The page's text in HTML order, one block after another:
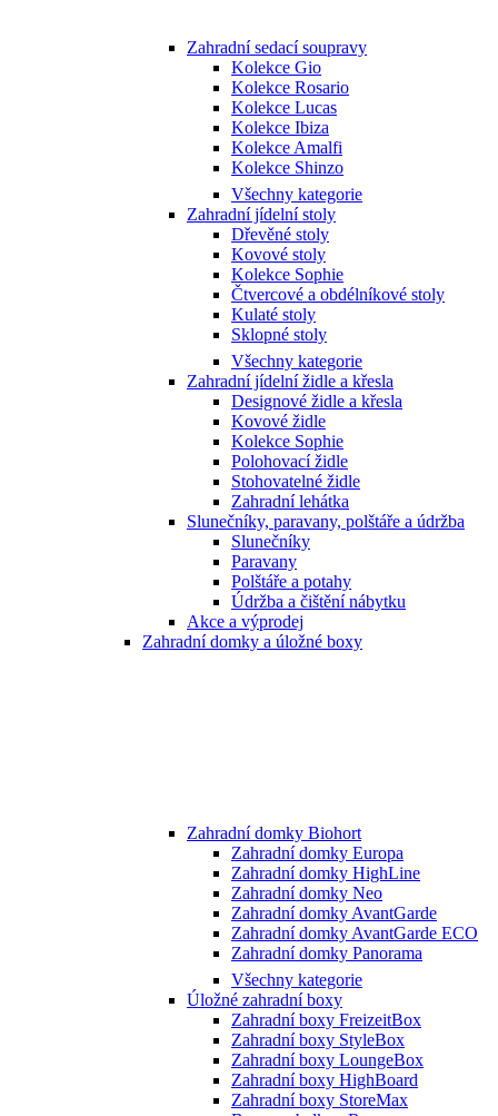
Zahradní sedací soupravy
Kolekce Gio
Kolekce Rosario
Kolekce Lucas
Kolekce Ibiza
Kolekce Amalfi
Kolekce Shinzo
Všechny kategorie
Zahradní jídelní stoly
Dřevěné stoly
Kovové stoly
Kolekce Sophie
Čtvercové a obdélníkové stoly
Kulaté stoly
Sklopné stoly
Všechny kategorie
Zahradní jídelní židle a křesla
Designové židle a křesla
Kovové židle
Kolekce Sophie
Polohovací židle
Stohovatelné židle
Zahradní lehátka
Slunečníky, paravany, polštáře a údržba
Slunečníky
Paravany
Polštáře a potahy
Údržba a čištění nábytku
Akce a výprodej
Zahradní domky a úložné boxy
Zahradní domky Biohort
Zahradní domky Europa
Zahradní domky HighLine
Zahradní domky Neo
Zahradní domky AvantGarde
Zahradní domky AvantGarde ECO
Zahradní domky Panorama
Všechny kategorie
Úložné zahradní boxy
Zahradní boxy FreizeitBox
Zahradní boxy StyleBox
Zahradní boxy LoungeBox
Zahradní boxy HighBoard
Zahradní boxy StoreMax